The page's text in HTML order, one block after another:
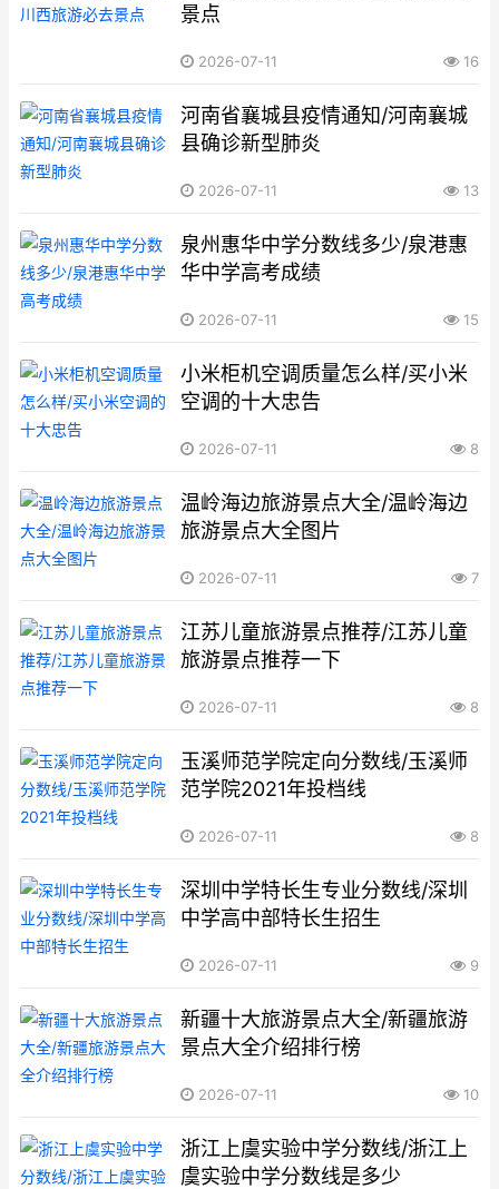
景点
2026-07-11 16
河南省襄城县疫情通知/河南襄城
县确诊新型肺炎
2026-07-11 13
泉州惠华中学分数线多少/泉港惠
华中学高考成绩
2026-07-11 15
小米柜机空调质量怎么样/买小米
空调的十大忠告
2026-07-11 8
温岭海边旅游景点大全/温岭海边
旅游景点大全图片
2026-07-11 7
江苏儿童旅游景点推荐/江苏儿童
旅游景点推荐一下
2026-07-11 8
玉溪师范学院定向分数线/玉溪师
范学院2021年投档线
2026-07-11 8
深圳中学特长生专业分数线/深圳
中学高中部特长生招生
2026-07-11 9
新疆十大旅游景点大全/新疆旅游
景点大全介绍排行榜
2026-07-11 10
浙江上虞实验中学分数线/浙江上
虞实验中学分数线是多少